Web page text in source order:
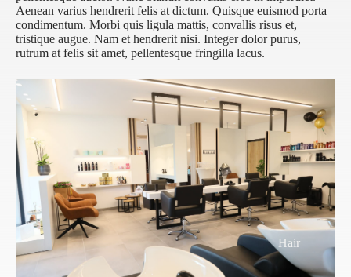
Aenean varius hendrerit felis at dictum. Quisque euismod porta
condimentum. Morbi quis ligula mattis, convallis risus et,
tristique augue. Nam et hendrerit nisi. Integer dolor purus,
rutrum at felis sit amet, pellentesque fringilla lacus.
Hair